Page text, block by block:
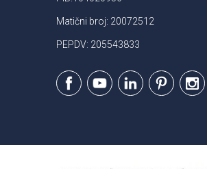
Matični broj: 20072512
PEPDV: 205543833